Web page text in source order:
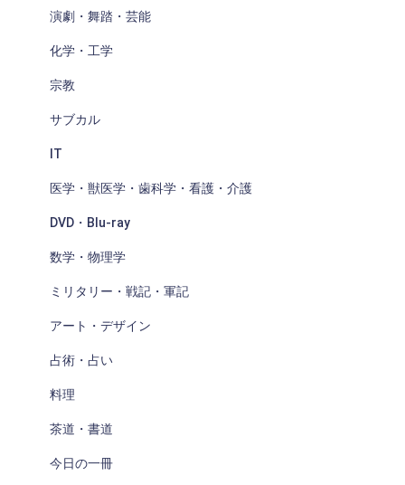
演劇・舞踏・芸能
化学・工学
宗教
サブカル
IT
医学・獣医学・歯科学・看護・介護
DVD・Blu-ray
数学・物理学
ミリタリー・戦記・軍記
アート・デザイン
占術・占い
料理
茶道・書道
今日の一冊